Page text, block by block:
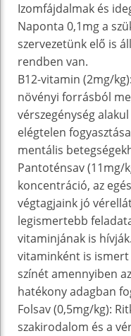
Izomfájdalmak és
Naponta 0,1mg a
szervezetünk elő is
rendben van.
B12-vitamin (2mg/
növényi forrásból
vérszegénység
elégtelen
mentális
Pantoténsav (11mg/
koncentráció, az
végtagjaink jó
legismertebb
vitaminjának is
vitaminként is ismert
színét amennyiben
hatékony adagban
Folsav (0,5mg/kg):
szakirodalom és a